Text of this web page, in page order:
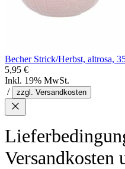
Becher Strick/Herbst, altrosa,
5,95 €
Inkl. 19% MwSt.
/
zzgl. Versandkosten
Versandkosten